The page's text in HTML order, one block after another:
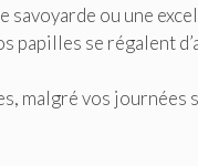
ou une
papilles se régalent
malgré vos